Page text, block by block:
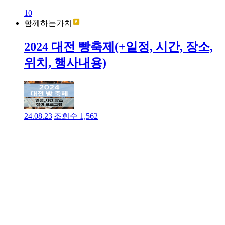
10
함께하는가치
2024 대전 빵축제(+일정, 시간, 장소,
위치, 행사내용)
24.08.23|조회수 1,562